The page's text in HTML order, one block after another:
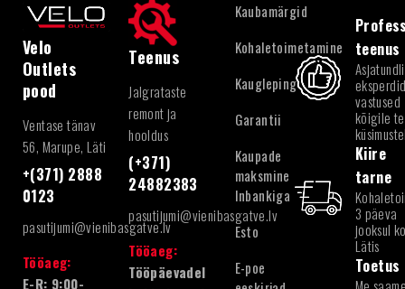
Velo
Outlets
pood
Ventase tänav
56, Marupe, Läti
+(371) 2888
0123
pasutijumi@vienibasgatve.lv
Tööaeg:
E-R: 9:00-
Teenus
Jalgrataste
remont ja
hooldus
(+371)
24882383
pasutijumi@vienibasgatve.lv
Tööaeg:
Tööpäevadel
Kaubamärgid
Kohaletoimetamine
Kaugleping
Garantii
Kaupade
maksmine
Inbankiga
Esto
E-poe
teenus
vastused
kõigile
Kiire
tarne
3 päeva
jooksul
Lätis
Toetus